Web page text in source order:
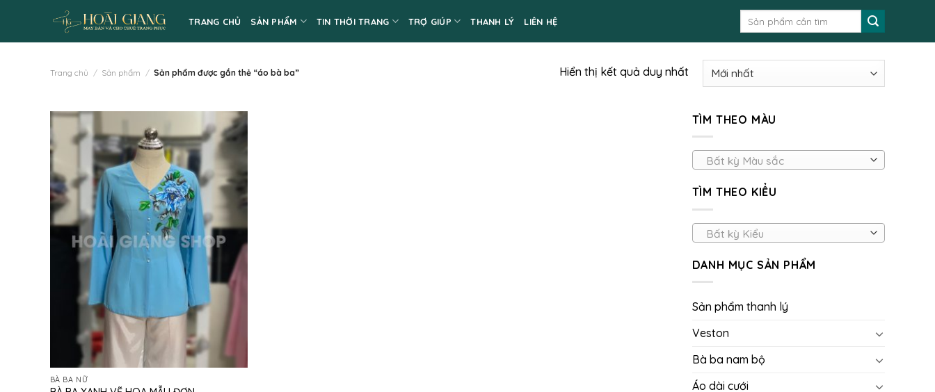
content
TRANG CHỦ SẢN PHẨM TIN THỜI TRANG TRỢ GIÚP THANH LÝ LIÊN HỆ
Trang chủ / Sản phẩm / Sản phẩm được gắn thẻ “áo bà ba” Hiển thị kết quả duy nhất
BÀ BA NỮ
TÌM THEO MÀU
Bất kỳ Màu sắc
TÌM THEO KIỂU
Bất kỳ Kiểu
DANH MỤC SẢN PHẨM
Sản phẩm thanh lý
Veston
Bà ba nam bộ
Áo dài cưới